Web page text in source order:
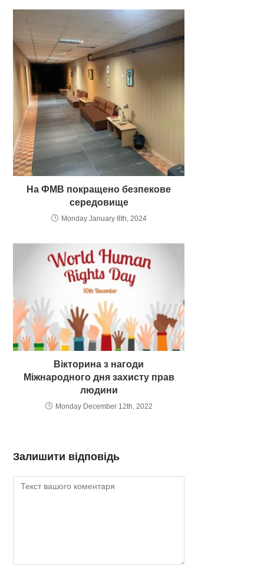
На ФМВ покращено безпекове
середовище
Monday January 8th, 2024
Вікторина з нагоди
Міжнародного дня захисту прав
людини
Monday December 12th, 2022
Залишити відповідь